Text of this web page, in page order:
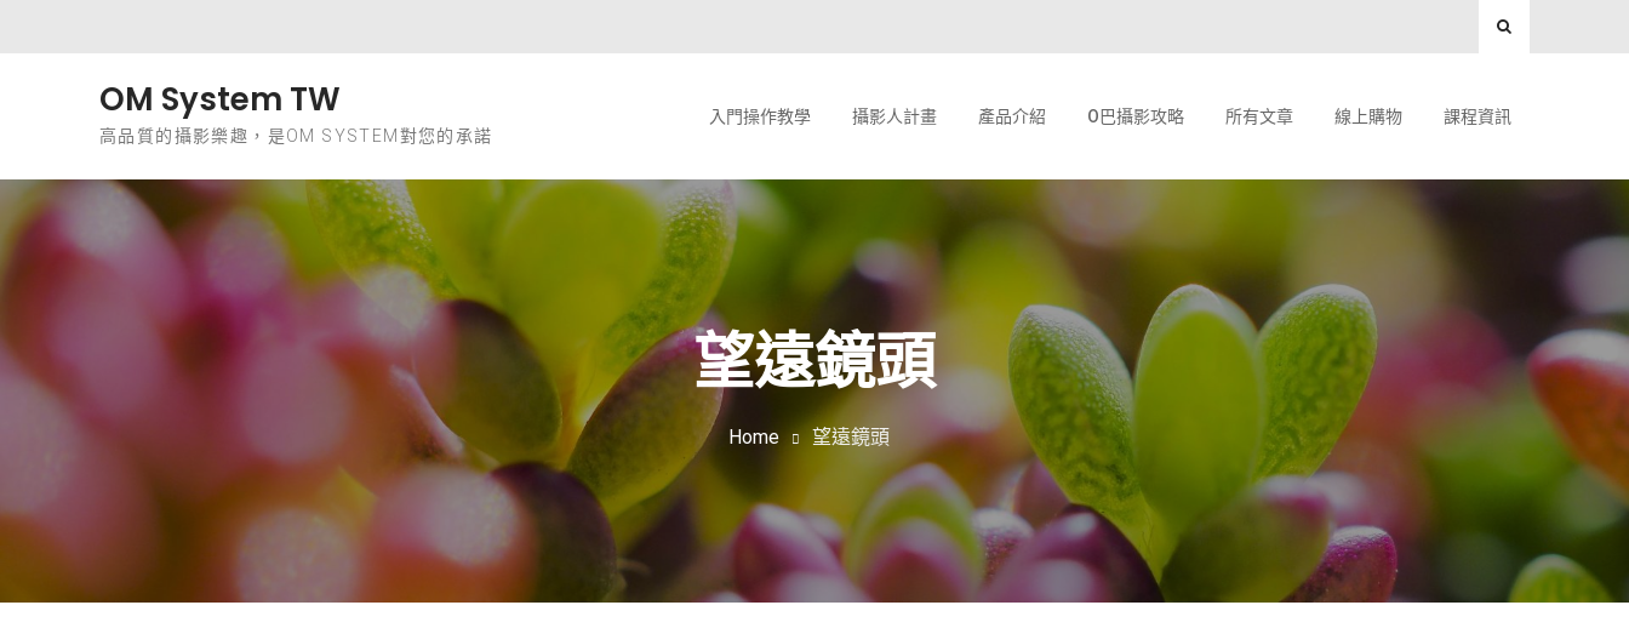
OM System TW
高品質的攝影樂趣，是OM SYSTEM對您的承諾
入門操作教學 攝影人計畫 產品介紹 O巴攝影攻略 所有文章 線上購物 課程資訊
望遠鏡頭
Home 望遠鏡頭